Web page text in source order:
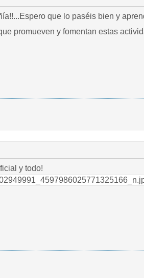
que lo paséis bien y
promueven y fomentan estas
y todo!